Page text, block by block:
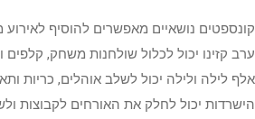
קונספטים נושאיים מאפשרים להוסיף לאירוע
ערב קזינו יכול לכלול שולחנות משחק, קלפים
אלף לילה ולילה יכול לשלב אוהלים, כריות
הישרדות יכול לחלק את האורחים לקבוצות